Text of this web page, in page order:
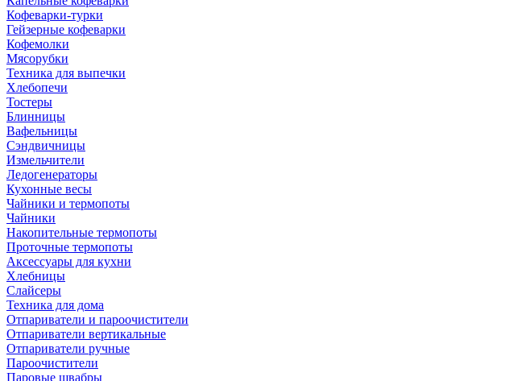
Кофеварки-турки
Гейзерные кофеварки
Кофемолки
Мясорубки
Техника для выпечки
Хлебопечи
Тостеры
Блинницы
Вафельницы
Сэндвичницы
Измельчители
Ледогенераторы
Кухонные весы
Чайники и термопоты
Чайники
Накопительные термопоты
Проточные термопоты
Аксессуары для кухни
Хлебницы
Слайсеры
Техника для дома
Отпариватели и пароочистители
Отпариватели вертикальные
Отпариватели ручные
Пароочистители
Паровые швабры